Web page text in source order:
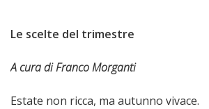
Le scelte del trimestre
A cura di Franco Morganti
Estate non ricca, ma autunno vivace.